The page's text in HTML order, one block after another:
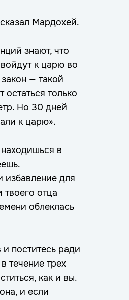
Мардохей.
знают, что
к царю во
— такой
только
Но 30 дней
к царю».
в
избавление для
отца
облеклась
поститесь ради
течение трех
как и вы.
и если